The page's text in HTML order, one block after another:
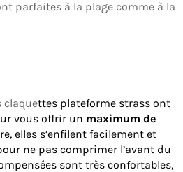
parfaites à la plage comme à la
claquettes plateforme strass ont
vous offrir un maximum de
elles s’enfilent facilement et
ne pas comprimer l’avant du
sont très confortables,